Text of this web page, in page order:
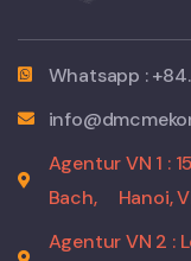
Whatsapp :
Agentur VN 1 :
Bach,
Hanoi,
Agentur VN 2 :